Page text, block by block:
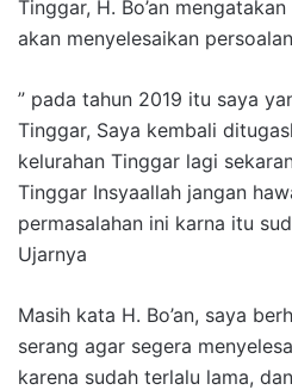
Tinggar, H. Bo’an
akan menyelesaikan
” pada tahun 2019 itu saya
Tinggar, Saya kembali
kelurahan Tinggar lagi
Tinggar Insyaallah jangan
permasalahan ini karna itu
Ujarnya
Masih kata H. Bo’an, saya
serang agar segera
karena sudah terlalu lama,